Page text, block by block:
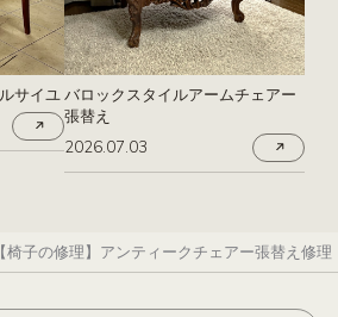
サイユ バロックスタイルアームチェアー
張替え
2026.07.03
【椅子の修理】アンティークチェアー張替え修理